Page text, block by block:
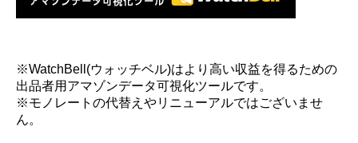
※WatchBell(ウォッチベル)はより高い収益を得るための
出品者用アマゾンデータ可視化ツールです。
※モノレートの代替えやリニューアルではございませ
ん。